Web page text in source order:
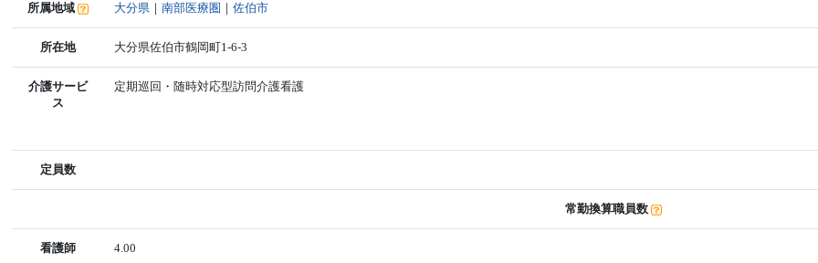
所属地域 大分県 ｜南部医療圏 ｜佐伯市
所在地 大分県佐伯市鶴岡町1-6-3
介護サービ
ス
定期巡回・随時対応型訪問介護看護
定員数
常勤換算職員数
看護師 4.00